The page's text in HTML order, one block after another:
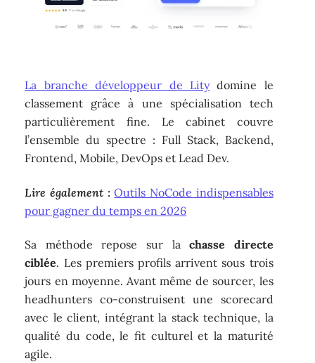
La branche développeur de Litydomine le
classement grâce à une spécialisation tech
particulièrement fine. Le cabinet couvre
l’ensemble du spectre : Full Stack, Backend,
Frontend, Mobile, DevOps et Lead Dev.
Lire également : Outils NoCode indispensables
pour gagner du temps en 2026
Sa méthode repose sur lachasse directe
ciblée. Les premiers profils arrivent sous trois
jours en moyenne. Avant même de sourcer, les
headhunters co-construisent une scorecard
avec le client, intégrant la stack technique, la
qualité du code, le fit culturel et la maturité
agile.